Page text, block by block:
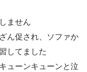
ません
ん促され、ソファか
してました
ューンキューンと泣